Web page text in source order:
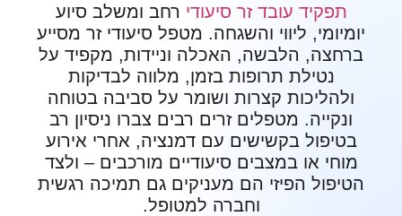
תפקיד עובד זר סיעודי רחב ומשלב סיוע
יומיומי, ליווי והשגחה. מטפל סיעודי זר מסייע
ברחצה, הלבשה, האכלה וניידות, מקפיד על
נטילת תרופות בזמן, מלווה לבדיקות
ולהליכות קצרות ושומר על סביבה בטוחה
ונקייה. מטפלים זרים רבים צברו ניסיון רב
בטיפול בקשישים עם דמנציה, אחרי אירוע
מוחי או במצבים סיעודיים מורכבים – ולצד
הטיפול הפיזי הם מעניקים גם תמיכה רגשית
וחברה למטופל.